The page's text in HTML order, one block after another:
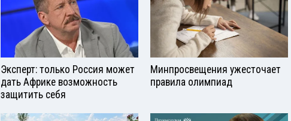
Эксперт: только Россия может
дать Африке возможность
защитить себя
Минпросвещения ужесточает
правила олимпиад